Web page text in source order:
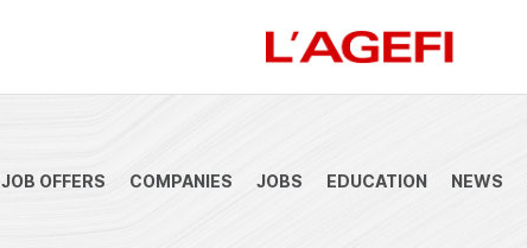
JOB OFFERS COMPANIES JOBS EDUCATION NEWS